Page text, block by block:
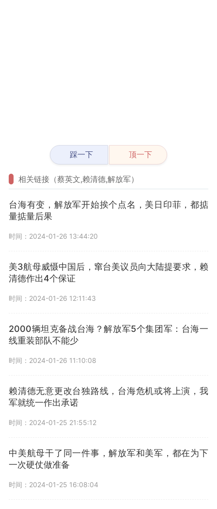
踩一下 顶一下
相关链接（蔡英文,赖清德,解放军）
台海有变，解放军开始挨个点名，美日印菲，都掂
量掂量后果
时间：2024-01-26 13:44:20
美3航母威慑中国后，窜台美议员向大陆提要求，赖
清德作出4个保证
时间：2024-01-26 12:11:43
2000辆坦克备战台海？解放军5个集团军：台海一
线重装部队不能少
时间：2024-01-26 11:10:08
赖清德无意更改台独路线，台海危机或将上演，我
军就统一作出承诺
时间：2024-01-25 21:55:12
中美航母干了同一件事，解放军和美军，都在为下
一次硬仗做准备
时间：2024-01-25 16:08:04